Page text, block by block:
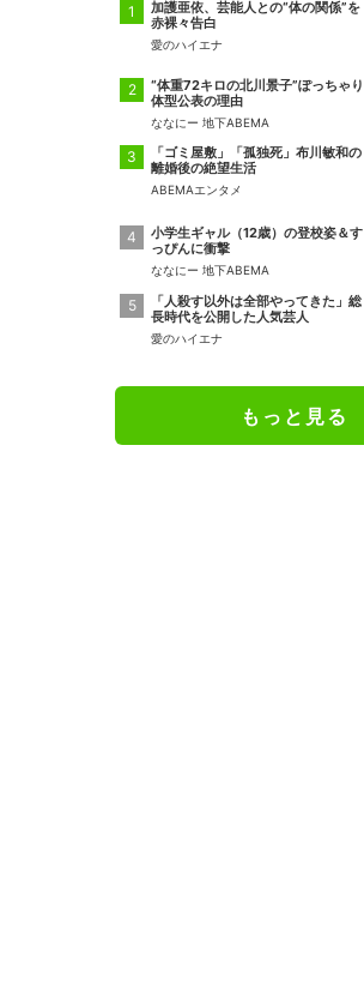
加護亜依、芸能人との“体の関係”を
赤裸々告白
愛のハイエナ
“体重72キロの北川景子”ぽっちゃり
体型公表の理由
ななにー 地下ABEMA
「ゴミ屋敷」「孤独死」布川敏和の
離婚後の絶望生活
ABEMAエンタメ
小学生ギャル（12歳）の登校姿＆す
っぴんに衝撃
ななにー 地下ABEMA
「人殺す以外は全部やってきた」総
長時代を公開した人気芸人
愛のハイエナ
もっと見る